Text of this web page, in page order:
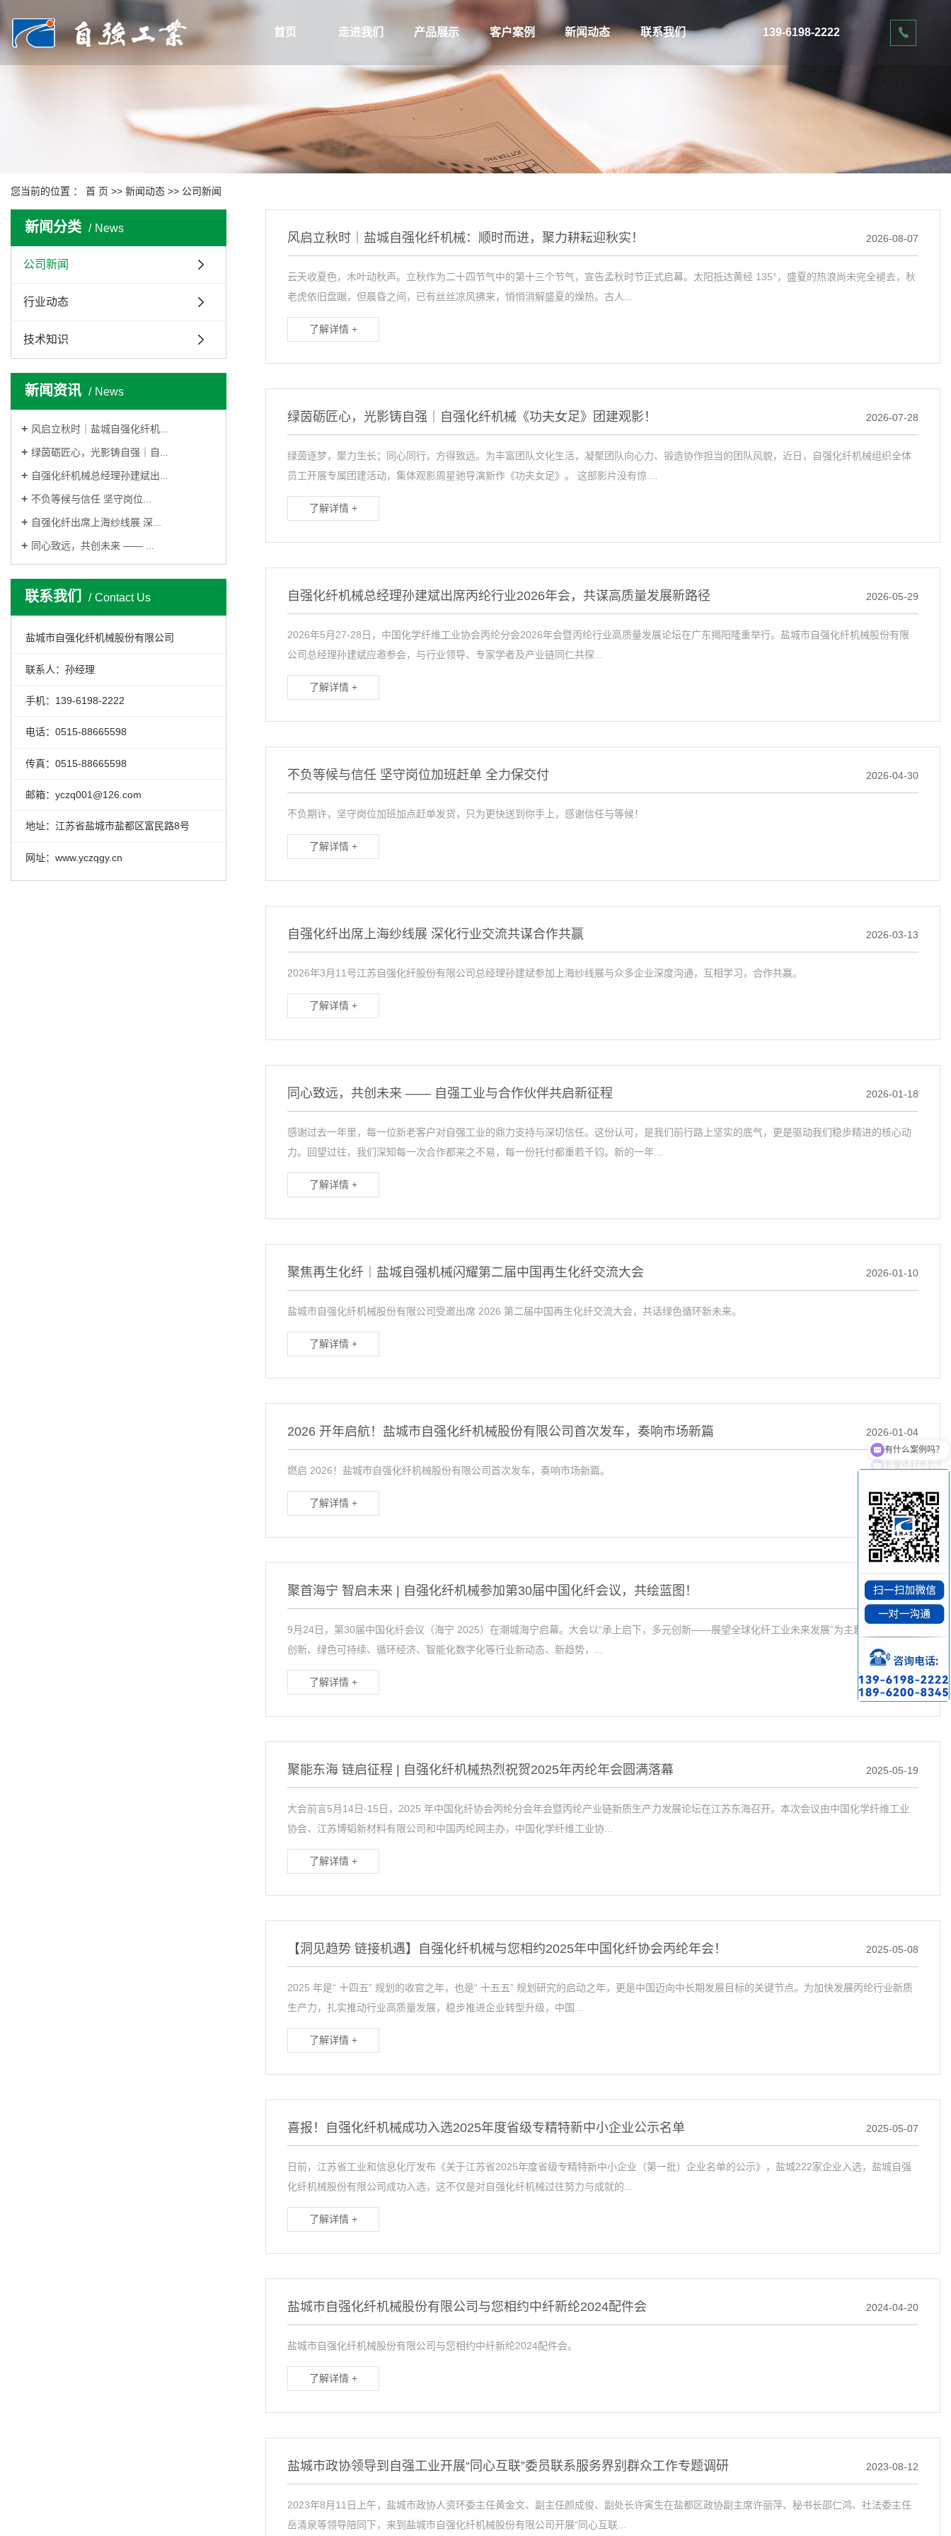
首页 走进我们 产品展示 客户案例 新闻动态 联系我们 139-6198-2222
您当前的位置 ： 首 页 >> 新闻动态 >> 公司新闻
新闻分类 News
公司新闻
行业动态
技术知识
新闻资讯 News
风启立秋时｜盐城自强化纤机...
绿茵砺匠心，光影铸自强｜自...
自强化纤机械总经理孙建斌出...
不负等候与信任 坚守岗位...
自强化纤出席上海纱线展 深...
同心致远，共创未来 —— ...
联系我们 Contact Us
盐城市自强化纤机械股份有限公司
联系人：孙经理
手机：139-6198-2222
电话：0515-88665598
传真：0515-88665598
邮箱：yczq001@126.com
地址：江苏省盐城市盐都区富民路8号
网址：www.yczqgy.cn
风启立秋时｜盐城自强化纤机械：顺时而进，聚力耕耘迎秋实！ 2026-08-07
云天收夏色，木叶动秋声。立秋作为二十四节气中的第十三个节气，宣告孟秋时节正式启幕。太阳抵达黄经 135°，盛夏的热浪尚未完全褪去，秋
老虎依旧盘踞，但晨昏之间，已有丝丝凉风拂来，悄悄消解盛夏的燥热。古人...
了解详情 +
绿茵砺匠心，光影铸自强｜自强化纤机械《功夫女足》团建观影！ 2026-07-28
绿茵逐梦，聚力生长；同心同行，方得致远。为丰富团队文化生活，凝聚团队向心力、锻造协作担当的团队风貌，近日，自强化纤机械组织全体
员工开展专属团建活动，集体观影周星驰导演新作《功夫女足》。 这部影片没有惊....
了解详情 +
自强化纤机械总经理孙建斌出席丙纶行业2026年会，共谋高质量发展新路径 2026-05-29
2026年5月27-28日，中国化学纤维工业协会丙纶分会2026年会暨丙纶行业高质量发展论坛在广东揭阳隆重举行。盐城市自强化纤机械股份有限
公司总经理孙建斌应邀参会，与行业领导、专家学者及产业链同仁共探...
了解详情 +
不负等候与信任 坚守岗位加班赶单 全力保交付 2026-04-30
不负期许，坚守岗位加班加点赶单发货，只为更快送到你手上，感谢信任与等候！
了解详情 +
自强化纤出席上海纱线展 深化行业交流共谋合作共赢 2026-03-13
2026年3月11号江苏自强化纤股份有限公司总经理孙建斌参加上海纱线展与众多企业深度沟通，互相学习，合作共赢。
了解详情 +
同心致远，共创未来 —— 自强工业与合作伙伴共启新征程 2026-01-18
感谢过去一年里，每一位新老客户对自强工业的鼎力支持与深切信任。这份认可，是我们前行路上坚实的底气，更是驱动我们稳步精进的核心动
力。回望过往，我们深知每一次合作都来之不易，每一份托付都重若千钧。新的一年...
了解详情 +
聚焦再生化纤｜盐城自强机械闪耀第二届中国再生化纤交流大会 2026-01-10
盐城市自强化纤机械股份有限公司受邀出席 2026 第二届中国再生化纤交流大会，共话绿色循环新未来。
了解详情 +
2026 开年启航！盐城市自强化纤机械股份有限公司首次发车，奏响市场新篇 2026-01-04
燃启 2026！盐城市自强化纤机械股份有限公司首次发车，奏响市场新篇。
了解详情 +
聚首海宁 智启未来 | 自强化纤机械参加第30届中国化纤会议，共绘蓝图！ 2025-11-29
9月24日，第30届中国化纤会议（海宁 2025）在潮城海宁启幕。大会以“承上启下，多元创新——展望全球化纤工业未来发展”为主题，聚焦科技
创新、绿色可持续、循环经济、智能化数字化等行业新动态、新趋势，...
了解详情 +
聚能东海 链启征程 | 自强化纤机械热烈祝贺2025年丙纶年会圆满落幕 2025-05-19
大会前言5月14日-15日，2025 年中国化纤协会丙纶分会年会暨丙纶产业链新质生产力发展论坛在江苏东海召开。本次会议由中国化学纤维工业
协会、江苏博韬新材料有限公司和中国丙纶网主办，中国化学纤维工业协...
了解详情 +
【洞见趋势 链接机遇】自强化纤机械与您相约2025年中国化纤协会丙纶年会！ 2025-05-08
2025 年是“ 十四五” 规划的收官之年，也是“ 十五五” 规划研究的启动之年，更是中国迈向中长期发展目标的关键节点。为加快发展丙纶行业新质
生产力，扎实推动行业高质量发展，稳步推进企业转型升级，中国...
了解详情 +
喜报！自强化纤机械成功入选2025年度省级专精特新中小企业公示名单 2025-05-07
日前，江苏省工业和信息化厅发布《关于江苏省2025年度省级专精特新中小企业（第一批）企业名单的公示》，盐城222家企业入选，盐城自强
化纤机械股份有限公司成功入选，这不仅是对自强化纤机械过往努力与成就的...
了解详情 +
盐城市自强化纤机械股份有限公司与您相约中纤新纶2024配件会 2024-04-20
盐城市自强化纤机械股份有限公司与您相约中纤新纶2024配件会。
了解详情 +
盐城市政协领导到自强工业开展“同心互联”委员联系服务界别群众工作专题调研 2023-08-12
2023年8月11日上午，盐城市政协人资环委主任黄金文、副主任颜成俊、副处长许寅生在盐都区政协副主席许丽萍、秘书长邵仁鸿、社法委主任
岳清泉等领导陪同下，来到盐城市自强化纤机械股份有限公司开展“同心互联...
有哪些材质的？